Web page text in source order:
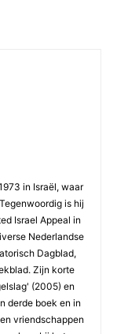
in Israël, waar
is hij
Israel Appeal in
Nederlandse
Dagblad,
Zijn korte
(2005) en
derde boek en in
vriendschappen